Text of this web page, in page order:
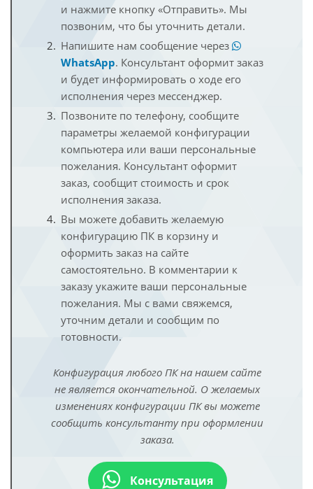
и нажмите кнопку «Отправить». Мы
позвоним, что бы уточнить детали.
Напишите нам сообщение через
WhatsApp. Консультант оформит заказ
и будет информировать о ходе его
исполнения через мессенджер.
Позвоните по телефону, сообщите
параметры желаемой конфигурации
компьютера или ваши персональные
пожелания. Консультант оформит
заказ, сообщит стоимость и срок
исполнения заказа.
Вы можете добавить желаемую
конфигурацию ПК в корзину и
оформить заказ на сайте
самостоятельно. В комментарии к
заказу укажите ваши персональные
пожелания. Мы с вами свяжемся,
уточним детали и сообщим по
готовности.
Конфигурация любого ПК на нашем сайте
не является окончательной. О желаемых
изменениях конфигурации ПК вы можете
сообщить консультанту при оформлении
заказа.
Консультация